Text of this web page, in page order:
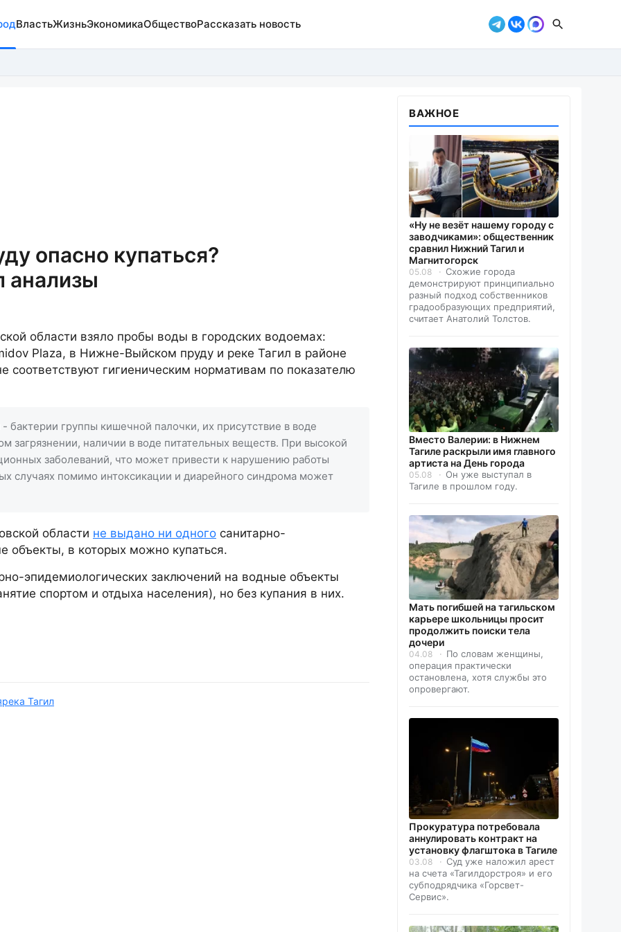
ВластьЖизньЭкономикаОбществоРассказать новость
опасно купаться?
анализы
области взяло пробы воды в городских водоемах:
Plaza, в Нижне-Выйском пруду и реке Тагил в районе
соответствуют гигиеническим нормативам по показателю
группы кишечной палочки, их присутствие в воде
загрязнении, наличии в воде питательных веществ. При высокой
заболеваний, что может привести к нарушению работы
случаях помимо интоксикации и диарейного синдрома может
области не выдано ни одного санитарно-
объекты, в которых можно купаться.
эпидемиологических заключений на водные объекты
спортом и отдыха населения), но без купания в них.
река Тагил
ВАЖНОЕ
«Ну не везёт нашему городу с
заводчиками»: общественник
сравнил Нижний Тагил и
Магнитогорск
05.08
Схожие города
демонстрируют принципиально
разный подход собственников
градообразующих предприятий,
считает Анатолий Толстов.
Вместо Валерии: в Нижнем
Тагиле раскрыли имя главного
артиста на День города
05.08
Он уже выступал в
Тагиле в прошлом году.
Мать погибшей на тагильском
карьере школьницы просит
продолжить поиски тела
дочери
04.08
По словам женщины,
операция практически
остановлена, хотя службы это
опровергают.
Прокуратура потребовала
аннулировать контракт на
установку флагштока в Тагиле
03.08
Суд уже наложил арест
на счета «Тагилдорстроя» и его
субподрядчика «Горсвет-
Сервис».